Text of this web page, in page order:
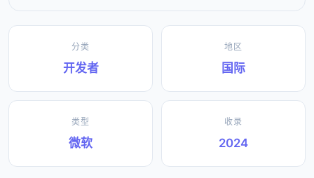
分类
开发者
地区
国际
类型
微软
收录
2024